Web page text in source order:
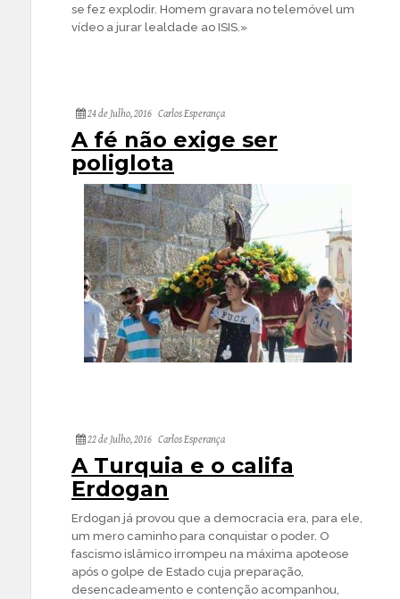
se fez explodir. Homem gravara no telemóvel um
vídeo a jurar lealdade ao ISIS.»
24 de Julho, 2016 Carlos Esperança
A fé não exige ser
poliglota
22 de Julho, 2016 Carlos Esperança
A Turquia e o califa
Erdogan
Erdogan já provou que a democracia era, para ele,
um mero caminho para conquistar o poder. O
fascismo islâmico irrompeu na máxima apoteose
após o golpe de Estado cuja preparação,
desencadeamento e contenção acompanhou,